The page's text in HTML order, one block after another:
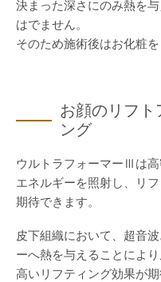
決まった深さにのみ熱を
はでません。
そのため施術後はお化粧を
お顔のリフト
ング
ウルトラフォーマーⅢは
エネルギーを照射し、リ
期待できます。
皮下組織において、超音
ーへ熱を与えることによ
高いリフティング効果が期